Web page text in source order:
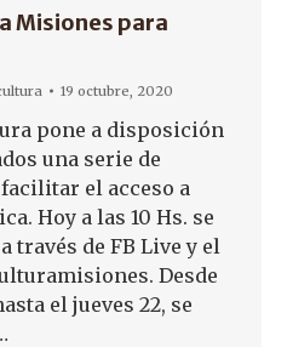
Misiones para
19 octubre, 2020
pone a disposición
una serie de
el acceso a
Hoy a las 10 Hs. se
través de FB Live y el
Desde
el jueves 22, se